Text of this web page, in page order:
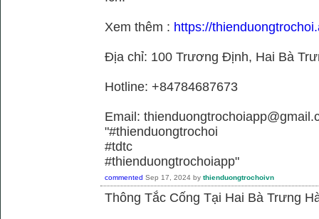
Xem thêm : https://
Địa chỉ: 100 Trương Định, Hai Bà
Hotline: +84784687673
Email:
"#thienduongtrochoi
#tdtc
#thienduongtrochoiapp"
commented Sep 17, 2024 by thienduongtrochoivn
Thông Tắc Cống Tại Hai Bà Trưng